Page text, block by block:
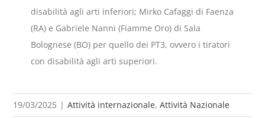
disabilità agli arti inferiori; Mirko Cafaggi di Faenza
(RA) e Gabriele Nanni (Fiamme Oro) di Sala
Bolognese (BO) per quello dei PT3, ovvero i tiratori
con disabilità agli arti superiori.
19/03/2025 | Attività internazionale,Attività Nazionale